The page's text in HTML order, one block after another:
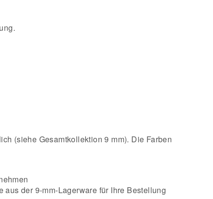
(siehe Gesamtkollektion 9 mm). Die Farben
der 9-mm-Lagerware für Ihre Bestellung